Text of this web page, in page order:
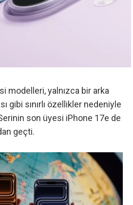
modelleri, yalnızca bir arka
gibi sınırlı özellikler nedeniyle
son üyesi iPhone 17e de
geçti.